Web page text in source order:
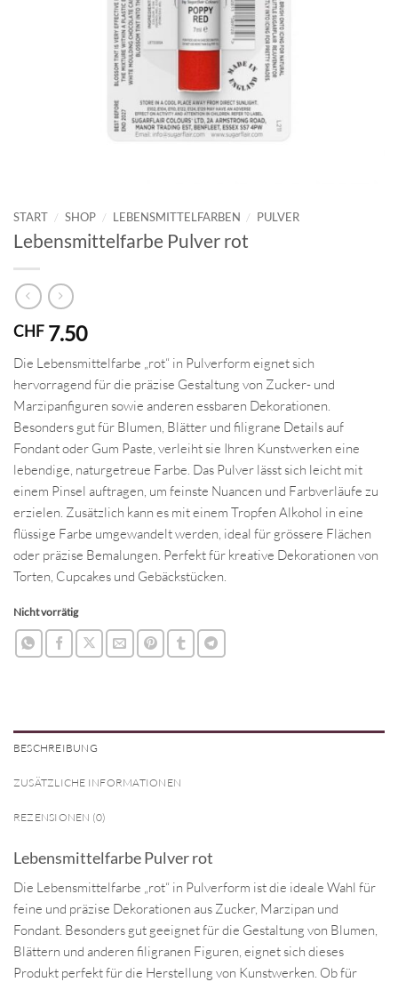
START / SHOP / LEBENSMITTELFARBEN / PULVER
Lebensmittelfarbe Pulver rot
CHF 7.50
Die Lebensmittelfarbe „rot“ in Pulverform eignet sich
hervorragend für die präzise Gestaltung von Zucker- und
Marzipanfiguren sowie anderen essbaren Dekorationen.
Besonders gut für Blumen, Blätter und filigrane Details auf
Fondant oder Gum Paste, verleiht sie Ihren Kunstwerken eine
lebendige, naturgetreue Farbe. Das Pulver lässt sich leicht mit
einem Pinsel auftragen, um feinste Nuancen und Farbverläufe zu
erzielen. Zusätzlich kann es mit einem Tropfen Alkohol in eine
flüssige Farbe umgewandelt werden, ideal für grössere Flächen
oder präzise Bemalungen. Perfekt für kreative Dekorationen von
Torten, Cupcakes und Gebäckstücken.
Nicht vorrätig
BESCHREIBUNG
ZUSÄTZLICHE INFORMATIONEN
REZENSIONEN (0)
Lebensmittelfarbe Pulver rot
Die Lebensmittelfarbe „rot“ in Pulverform ist die ideale Wahl für
feine und präzise Dekorationen aus Zucker, Marzipan und
Fondant. Besonders gut geeignet für die Gestaltung von Blumen,
Blättern und anderen filigranen Figuren, eignet sich dieses
Produkt perfekt für die Herstellung von Kunstwerken. Ob für